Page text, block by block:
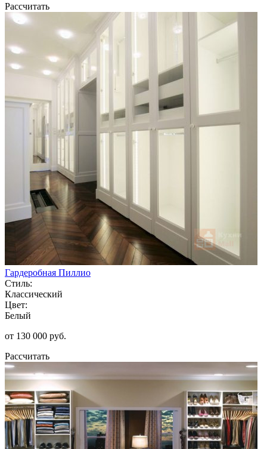
Рассчитать
Гардеробная Пиллио
Стиль:
Классический
Цвет:
Белый
от 130 000 руб.
Рассчитать